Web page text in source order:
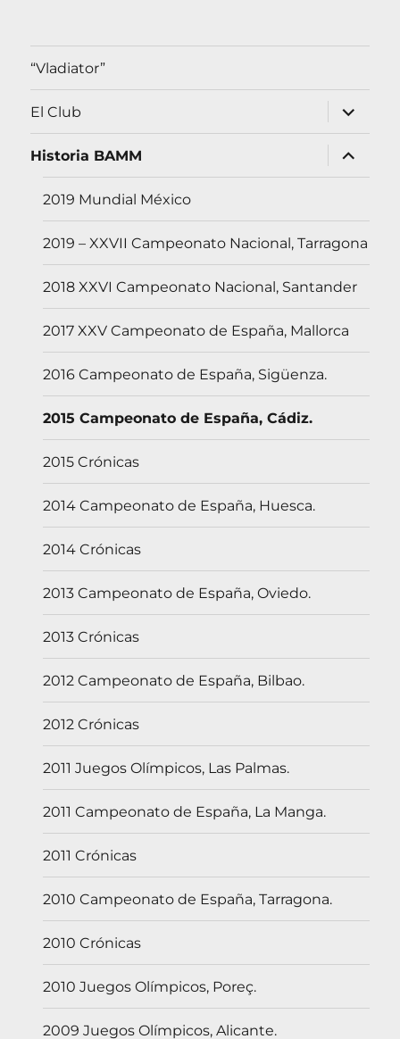
“Vladiator”
El Club
expande
el
menú
inferior
Historia BAMM
expande
el
menú
2019 Mundial México
2019 – XXVII Campeonato Nacional, Tarragona
2018 XXVI Campeonato Nacional, Santander
2017 XXV Campeonato de España, Mallorca
2016 Campeonato de España, Sigüenza.
2015 Campeonato de España, Cádiz.
2015 Crónicas
2014 Campeonato de España, Huesca.
2014 Crónicas
2013 Campeonato de España, Oviedo.
2013 Crónicas
2012 Campeonato de España, Bilbao.
2012 Crónicas
2011 Juegos Olímpicos, Las Palmas.
2011 Campeonato de España, La Manga.
2011 Crónicas
2010 Campeonato de España, Tarragona.
2010 Crónicas
2010 Juegos Olímpicos, Poreç.
2009 Juegos Olímpicos, Alicante.